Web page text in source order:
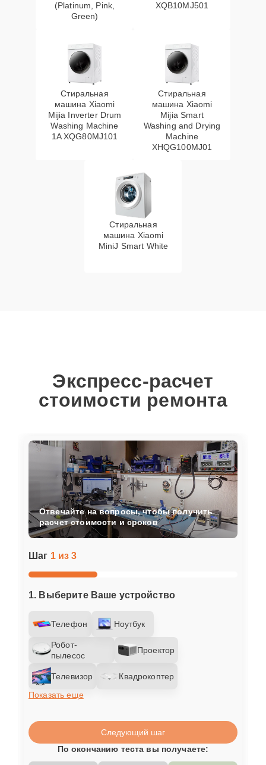
(Platinum, Pink,
Green)
XQB10MJ501
Стиральная
машина Xiaomi
Mijia Inverter Drum
Washing Machine
1A XQG80MJ101
Стиральная
машина Xiaomi
Mijia Smart
Washing and Drying
Machine
XHQG100MJ01
Стиральная
машина Xiaomi
MiniJ Smart White
Экспресс-расчет
стоимости ремонта
Шаг 1 из 3
1. Выберите Ваше устройство
Телефон Ноутбук
Робот-
пылесос
Проектор
Телевизор
Квадрокоптер
Показать еще
Отвечайте на вопросы, чтобы получить
расчет стоимости и сроков
Следующий шаг
По окончанию теста вы получаете: